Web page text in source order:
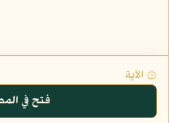
۞ الآية
فتح في